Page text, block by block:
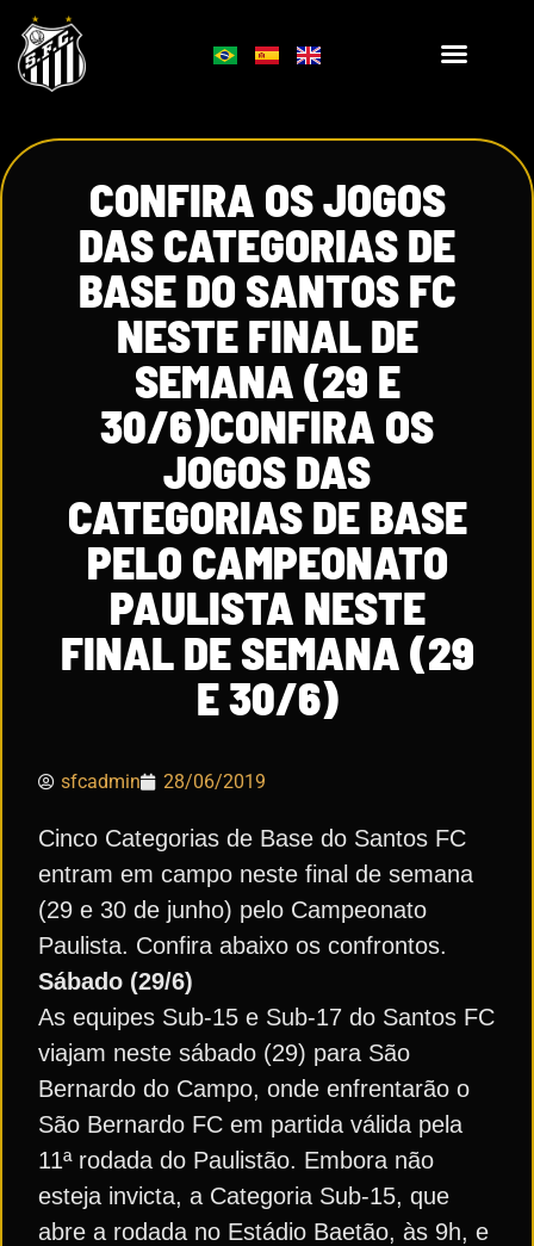
CONFIRA OS JOGOS
DAS CATEGORIAS DE
BASE DO SANTOS FC
NESTE FINAL DE
SEMANA (29 E
30/6)CONFIRA OS
JOGOS DAS
CATEGORIAS DE BASE
PELO CAMPEONATO
PAULISTA NESTE
FINAL DE SEMANA (29
E 30/6)
sfcadmin 28/06/2019
Cinco Categorias de Base do Santos FC
entram em campo neste final de semana
(29 e 30 de junho) pelo Campeonato
Paulista. Confira abaixo os confrontos.
Sábado (29/6)
As equipes Sub-15 e Sub-17 do Santos FC
viajam neste sábado (29) para São
Bernardo do Campo, onde enfrentarão o
São Bernardo FC em partida válida pela
11ª rodada do Paulistão. Embora não
esteja invicta, a Categoria Sub-15, que
abre a rodada no Estádio Baetão, às 9h, e